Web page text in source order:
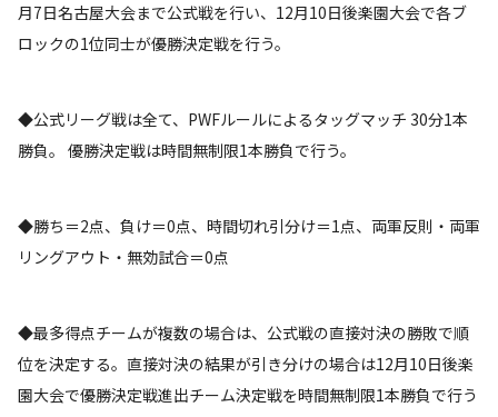
月7日名古屋大会まで公式戦を行い、12月10日後楽園大会で各ブ
ロックの1位同士が優勝決定戦を行う。
◆公式リーグ戦は全て、PWFルールによるタッグマッチ 30分1本
勝負。 優勝決定戦は時間無制限1本勝負で行う。
◆勝ち＝2点、負け＝0点、時間切れ引分け＝1点、両軍反則・両軍
リングアウト・無効試合＝0点
◆最多得点チームが複数の場合は、公式戦の直接対決の勝敗で順
位を決定する。直接対決の結果が引き分けの場合は12月10日後楽
園大会で優勝決定戦進出チーム決定戦を時間無制限1本勝負で行う